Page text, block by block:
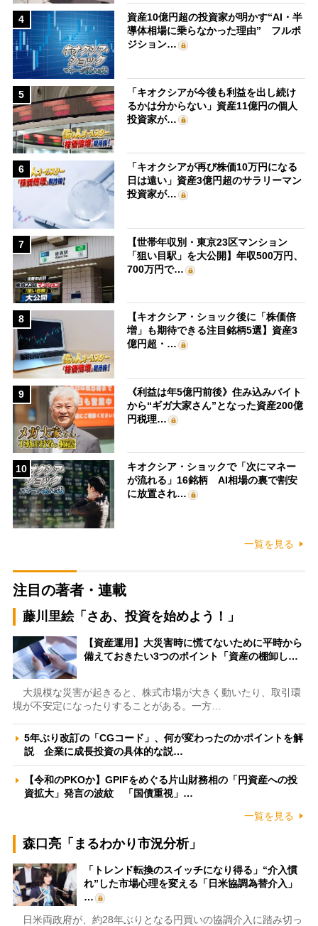
4
資産10億円超の投資家が明かす“AI・半
導体相場に乗らなかった理由” フルポ
ジション…
5
「キオクシアが今後も利益を出し続け
るかは分からない」資産11億円の個人
投資家が…
6
「キオクシアが再び株価10万円になる
日は遠い」資産3億円超のサラリーマン
投資家が…
7
【世帯年収別・東京23区マンション
「狙い目駅」を大公開】年収500万円、
700万円で…
8
【キオクシア・ショック後に「株価倍
増」も期待できる注目銘柄5選】資産3
億円超・…
9
《利益は年5億円前後》住み込みバイト
から“ギガ大家さん”となった資産200億
円税理…
10
キオクシア・ショックで「次にマネー
が流れる」16銘柄 AI相場の裏で割安
に放置され…
一覧を見る
注目の著者・連載
藤川里絵「さあ、投資を始めよう！」
【資産運用】大災害時に慌てないために平時から
備えておきたい3つのポイント「資産の棚卸し…
大規模な災害が起きると、株式市場が大きく動いたり、取引環
境が不安定になったりすることがある。一方…
5年ぶり改訂の「CGコード」、何が変わったのかポイントを解
説 企業に成長投資の具体的な説…
【令和のPKOか】GPIFをめぐる片山財務相の「円資産への投
資拡大」発言の波紋 「国債重視」…
一覧を見る
森口亮「まるわかり市況分析」
「トレンド転換のスイッチになり得る」“介入慣
れ”した市場心理を変える「日米協調為替介入」
…
日米両政府が、約28年ぶりとなる円買いの協調介入に踏み切っ